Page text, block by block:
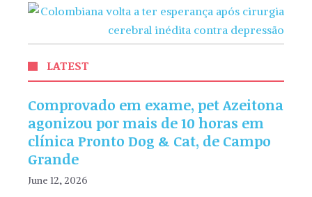
LATEST
Comprovado em exame, pet Azeitona
agonizou por mais de 10 horas em
clínica Pronto Dog & Cat, de Campo
Grande
June 12, 2026